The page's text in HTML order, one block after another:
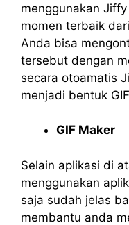
menggunakan
momen terbaik
Anda bisa
tersebut dengan
secara otoamatis
menjadi bentuk
GIF Maker
Selain aplikasi di
menggunakan
saja sudah jelas
membantu anda